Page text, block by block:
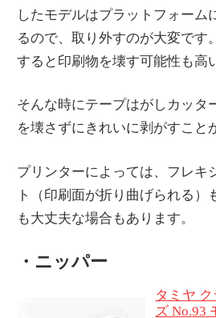
したモデルはプラットフォーム
るので、取り外すのが大変です
すると印刷物を壊す可能性も高
そんな時にテープはがしカッタ
を壊さずにきれいに剥がすこと
プリンターによっては、フレキ
ト（印刷面が折り曲げられる）
も大丈夫な場合もあります。
・ニッパー
タミヤ
ズ No.93